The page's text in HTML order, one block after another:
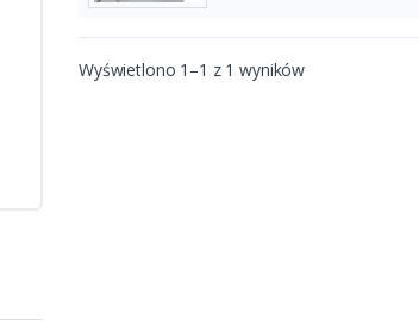
Wyświetlono 1–1 z 1 wyników